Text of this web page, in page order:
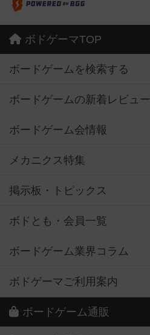
ボドゲーマTOP
ボードゲームを検索する
ボードゲームの新着レビュー
ボードゲーム会情報
メカニクス特集
掲示板・トピックス
ボドとも・会員一覧
ボードゲーム業界コラム
ボドゲーマご利用案内
ボードゲーム通販